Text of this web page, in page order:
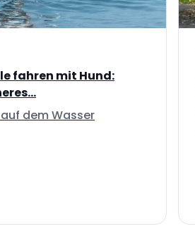
fahren mit Hund:
dem Wasser